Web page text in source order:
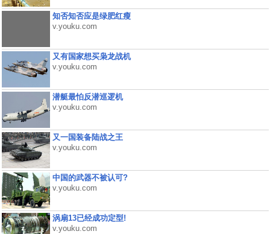
知否知否应是绿肥红瘦
v.youku.com
又有国家想买枭龙战机
v.youku.com
潜艇最怕反潜巡逻机
v.youku.com
又一国装备陆战之王
v.youku.com
中国的武器不被认可?
v.youku.com
涡扇13已经成功定型!
v.youku.com